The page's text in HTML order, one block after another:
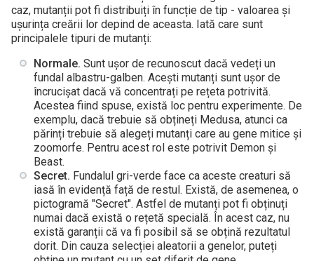
caz, mutanții pot fi distribuiți în funcție de tip - valoarea și
ușurința creării lor depind de aceasta. Iată care sunt
principalele tipuri de mutanți:
Normale. Sunt ușor de recunoscut dacă vedeți un
fundal albastru-galben. Acești mutanți sunt ușor de
încrucișat dacă vă concentrați pe rețeta potrivită.
Acestea fiind spuse, există loc pentru experimente. De
exemplu, dacă trebuie să obțineți Medusa, atunci ca
părinți trebuie să alegeți mutanți care au gene mitice și
zoomorfe. Pentru acest rol este potrivit Demon și
Beast.
Secret. Fundalul gri-verde face ca aceste creaturi să
iasă în evidență față de restul. Există, de asemenea, o
pictogramă "Secret". Astfel de mutanți pot fi obținuți
numai dacă există o rețetă specială. În acest caz, nu
există garanții că va fi posibil să se obțină rezultatul
dorit. Din cauza selecției aleatorii a genelor, puteți